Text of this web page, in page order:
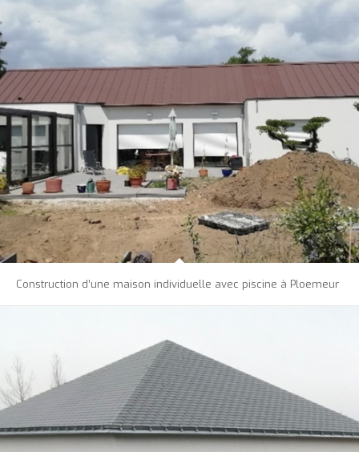
Construction d’une maison individuelle avec piscine à Ploemeur